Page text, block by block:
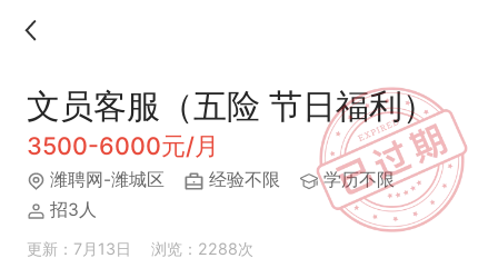
文员客服（五险 节日福利）
3500-6000元/月
潍聘网-潍城区 经验不限
学历不限
招3人
更新：7月13日 浏览：2288次